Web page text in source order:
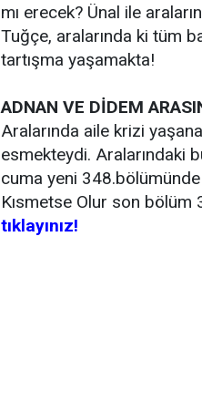
mı erecek? Ünal ile
Tuğçe, aralarında ki tüm
tartışma yaşamakta!
ADNAN VE DİDEM
Aralarında aile krizi
esmekteydi. Aralarındaki
cuma yeni
Kısmetse Olur son bölüm
tıklayınız!